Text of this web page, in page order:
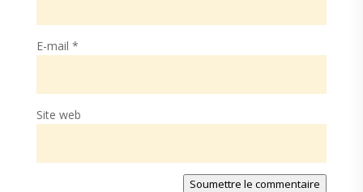
E-mail *
Site web
Soumettre le commentaire